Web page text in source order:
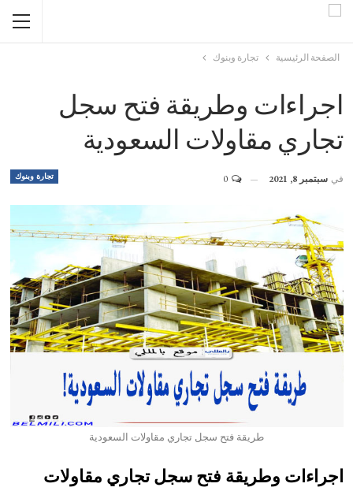
الصفحة الرئيسية تجارة وبنوك
اجراءات وطريقة فتح سجل
تجاري مقاولات السعودية
تجارة وبنوك في سبتمبر 8, 2021 0
طريقة فتح سجل تجاري مقاولات السعودية
اجراءات وطريقة فتح سجل تجاري مقاولات